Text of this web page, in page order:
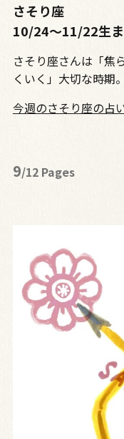
さそり座
10/24〜11/22生
さそり座さんは「焦
くいく」大切な時期。
今週のさそり座の占
9/12 Pages